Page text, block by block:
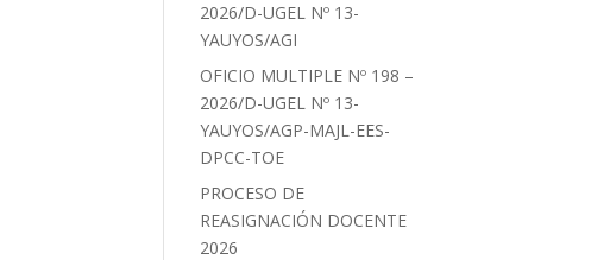
2026/D-UGEL Nº 13-
YAUYOS/AGI
OFICIO MULTIPLE Nº 198 –
2026/D-UGEL Nº 13-
YAUYOS/AGP-MAJL-EES-
DPCC-TOE
PROCESO DE
REASIGNACIÓN DOCENTE
2026